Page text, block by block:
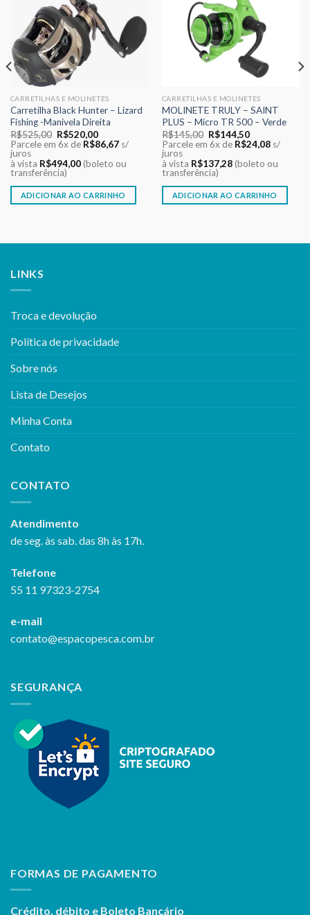
CARRETILHAS E MOLINETES
Carretilha Black Hunter – Lizard
Fishing -Manivela Direita
R$525,00 O
preço
era:
R$525,00.
R$520,00O
preço
atual
é:
R$520,00.
Parcele em 6x de R$86,67 s/
juros
à vista R$494,00 (boleto ou
transferência)
ADICIONAR AO CARRINHO
CARRETILHAS E MOLINETES
MOLINETE TRULY – SAINT
PLUS – Micro TR 500 – Verde
R$145,00 O
preço
era:
R$145,00.
R$144,50O
preço
atual
é:
R$144,50.
Parcele em 6x de R$24,08 s/
juros
à vista R$137,28 (boleto ou
transferência)
ADICIONAR AO CARRINHO
LINKS
Troca e devolução
Política de privacidade
Sobre nós
Lista de Desejos
Minha Conta
Contato
CONTATO
Atendimento
de seg. às sab. das 8h às 17h.
Telefone
55 11 97323-2754
e-mail
contato@espacopesca.com.br
SEGURANÇA
FORMAS DE PAGAMENTO
Crédito, débito e Boleto Bancário